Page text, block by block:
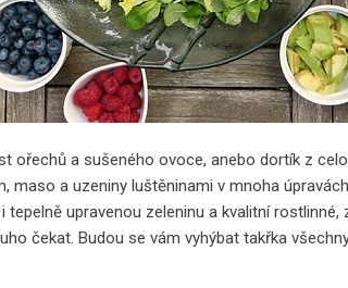
ořechů a sušeného ovoce, anebo dortík z
maso a uzeniny luštěninami v mnoha
tepelně upravenou zeleninu a kvalitní rostlinné,
čekat. Budou se vám vyhýbat takřka